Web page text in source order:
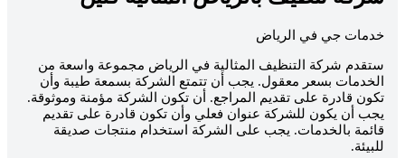
خدمات جي في الرياض
ستقدم شركة التنظيف المثالية في الرياض مجموعة واسعة من
الخدمات بسعر معقول. يجب أن تتمتع الشركة بسمعة طيبة وأن
تكون قادرة على تقديم المراجع. أن تكون الشركة مؤمنة وموثوقة.
يجب أن يكون للشركة عنوان فعلي وأن تكون قادرة على تقديم
قائمة بالخدمات. يجب على الشركة استخدام منتجات صديقة
للبيئة.